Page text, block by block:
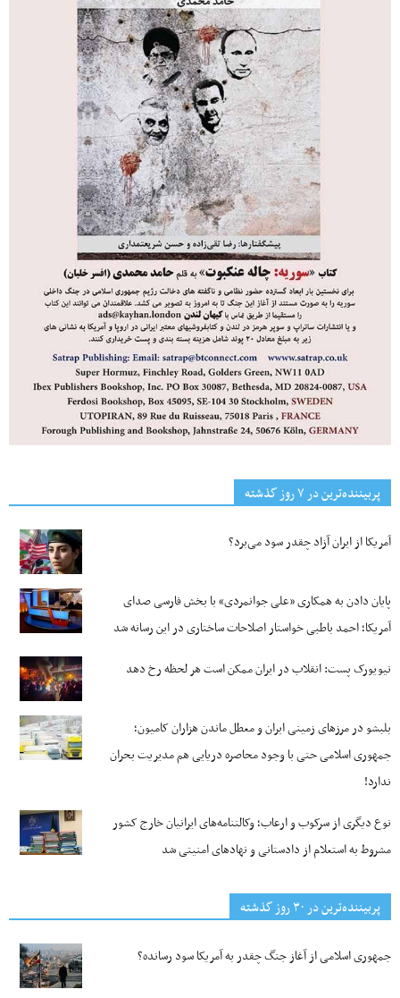
پربیننده‌ترین‌ در ۷ روز گذشته
آمریکا از ایران آزاد چقدر سود می‌برد؟
پایان دادن به همکاری «علی جوانمردی» با بخش فارسی صدای
آمریکا؛ احمد باطبی خواستار اصلاحات ساختاری در این رسانه شد
نیویورک پست: انقلاب در ایران ممکن است هر لحظه رخ دهد
بلبشو در مرزهای زمینی ایران و معطل ماندن هزاران کامیون؛
جمهوری اسلامی حتی با وجود محاصره دریایی هم مدیریت بحران
ندارد!
نوع دیگری از سرکوب و ارعاب؛ وکالتنامه‌های ایرانیان خارج کشور
مشروط به استعلام از دادستانی و نهادهای امنیتی شد
پربیننده‌ترین‌ در ۳۰ روز گذشته
جمهوری اسلامی از آغاز جنگ چقدر به آمریکا سود رسانده؟